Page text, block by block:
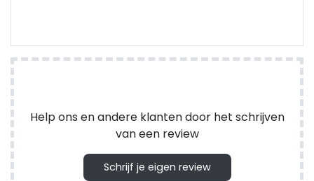
Help ons en andere klanten door het schrijven
van een review
Schrijf je eigen review